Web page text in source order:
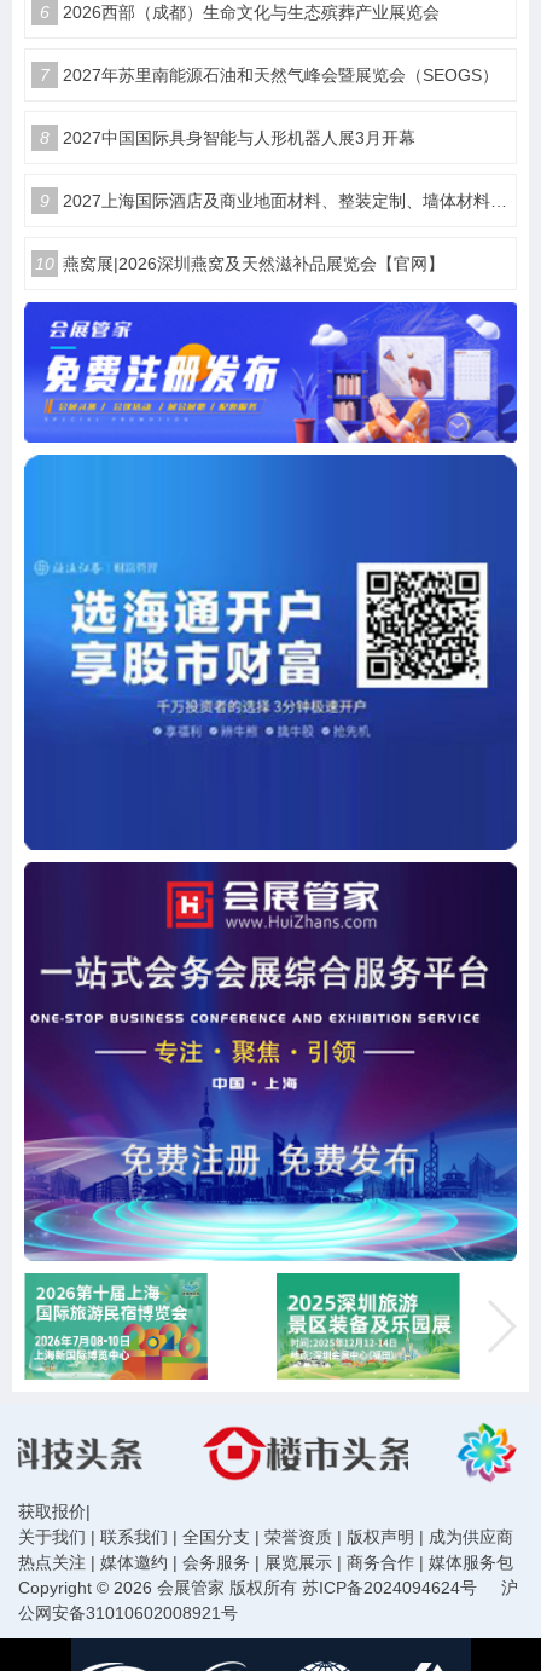
6 2026西部（成都）生命文化与生态殡葬产业展览会
7 2027年苏里南能源石油和天然气峰会暨展览会（SEOGS）
8 2027中国国际具身智能与人形机器人展3月开幕
9 2027上海国际酒店及商业地面材料、整装定制、墙体材料及精品设计、智慧酒店、照明及智能控制博览会 展位火热销售中！
10 燕窝展|2026深圳燕窝及天然滋补品展览会【官网】
获取报价|
关于我们 | 联系我们 | 全国分支 | 荣誉资质 | 版权声明 | 成为供应商
热点关注 | 媒体邀约 | 会务服务 | 展览展示 | 商务合作 | 媒体服务包
Copyright © 2026 会展管家 版权所有 苏ICP备2024094624号
沪
公网安备31010602008921号